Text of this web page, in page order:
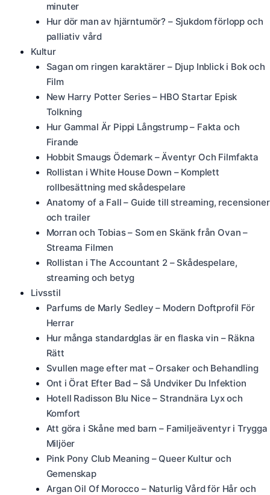
minuter
Hur dör man av hjärntumör? – Sjukdom förlopp och
palliativ vård
Kultur
Sagan om ringen karaktärer – Djup Inblick i Bok och
Film
New Harry Potter Series – HBO Startar Episk
Tolkning
Hur Gammal Är Pippi Långstrump – Fakta och
Firande
Hobbit Smaugs Ödemark – Äventyr Och Filmfakta
Rollistan i White House Down – Komplett
rollbesättning med skådespelare
Anatomy of a Fall – Guide till streaming, recensioner
och trailer
Morran och Tobias – Som en Skänk från Ovan –
Streama Filmen
Rollistan i The Accountant 2 – Skådespelare,
streaming och betyg
Livsstil
Parfums de Marly Sedley – Modern Doftprofil För
Herrar
Hur många standardglas är en flaska vin – Räkna
Rätt
Svullen mage efter mat – Orsaker och Behandling
Ont i Örat Efter Bad – Så Undviker Du Infektion
Hotell Radisson Blu Nice – Strandnära Lyx och
Komfort
Att göra i Skåne med barn – Familjeäventyr i Trygga
Miljöer
Pink Pony Club Meaning – Queer Kultur och
Gemenskap
Argan Oil Of Morocco – Naturlig Vård för Hår och